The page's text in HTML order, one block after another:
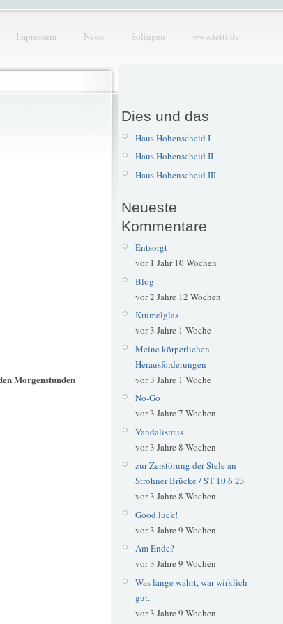
Impressum News Solingen www.tetti.de
Morgenstunden
Dies und das
Haus Hohenscheid I
Haus Hohenscheid II
Haus Hohenscheid III
Neueste
Kommentare
Entsorgt
vor 1 Jahr 10 Wochen
Blog
vor 2 Jahre 12 Wochen
Krümelglas
vor 3 Jahre 1 Woche
Meine körperlichen
Herausforderungen
vor 3 Jahre 1 Woche
No-Go
vor 3 Jahre 7 Wochen
Vandalismus
vor 3 Jahre 8 Wochen
zur Zerstörung der Stele an
Strohner Brücke / ST 10.6.23
vor 3 Jahre 8 Wochen
Good luck!
vor 3 Jahre 9 Wochen
Am Ende?
vor 3 Jahre 9 Wochen
Was lange währt, war wirklich
gut.
vor 3 Jahre 9 Wochen